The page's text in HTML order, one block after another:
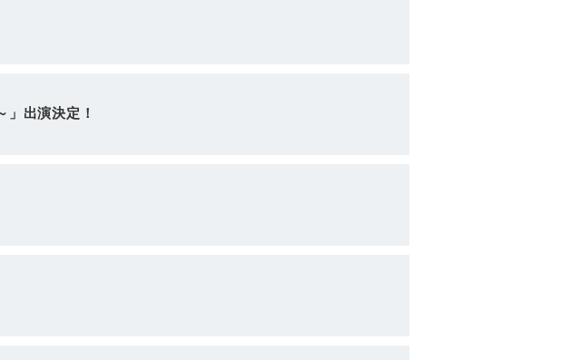
出演決定！